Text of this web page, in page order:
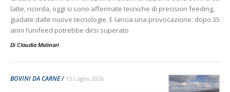
latte, ricorda, oggi si sono affermate tecniche di precision feeding,
guidate dalle nuove tecnologie. E lancia una provocazione: dopo 35
anni l’unifeed potrebbe dirsi superato
Di Claudia Molinari -
BOVINI DA CARNE 15 Luglio 2026